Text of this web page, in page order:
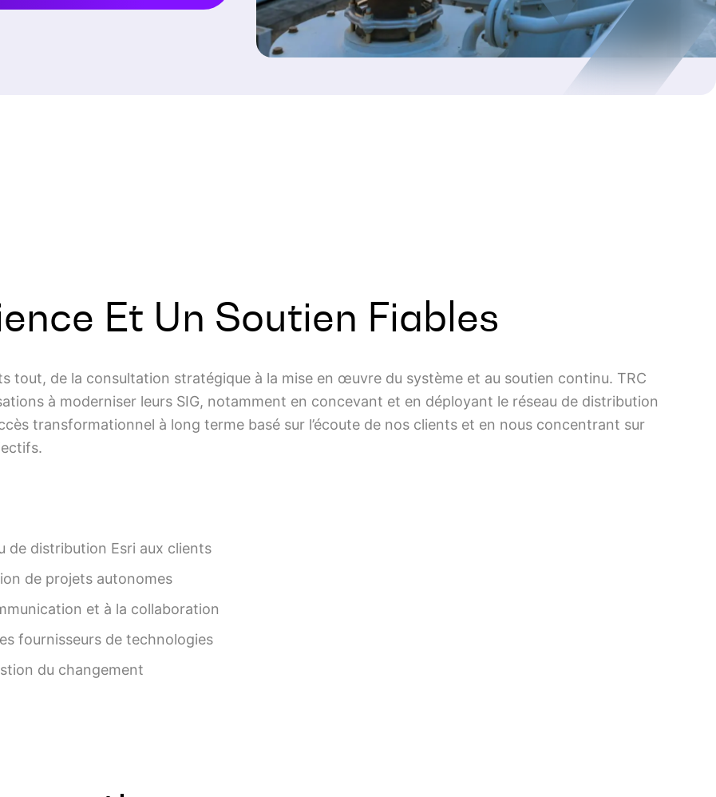
Et Un Soutien Fiables
tout, de la consultation stratégique à la mise en œuvre du système et au soutien continu. TRC
à moderniser leurs SIG, notamment en concevant et en déployant le réseau de distribution
transformationnel à long terme basé sur l’écoute de nos clients et en nous concentrant sur
de distribution Esri aux clients
de projets autonomes
et à la collaboration
fournisseurs de technologies
du changement